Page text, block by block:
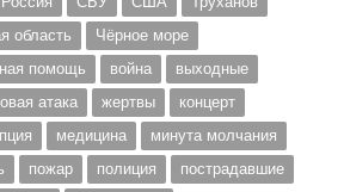
область
Чёрное море
помощь война
выходные
атака жертвы
концерт
медицина
минута молчания
пожар полиция
пострадавшие